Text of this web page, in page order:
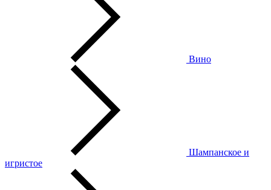
Вино
Шампанское и
игристое